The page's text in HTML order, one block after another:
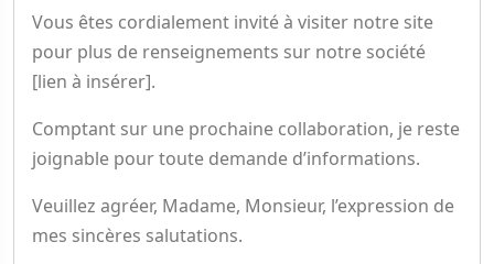
Vous êtes cordialement invité à visiter notre site
pour plus de renseignements sur notre société
[lien à insérer].
Comptant sur une prochaine collaboration, je reste
joignable pour toute demande d’informations.
Veuillez agréer, Madame, Monsieur, l’expression de
mes sincères salutations.